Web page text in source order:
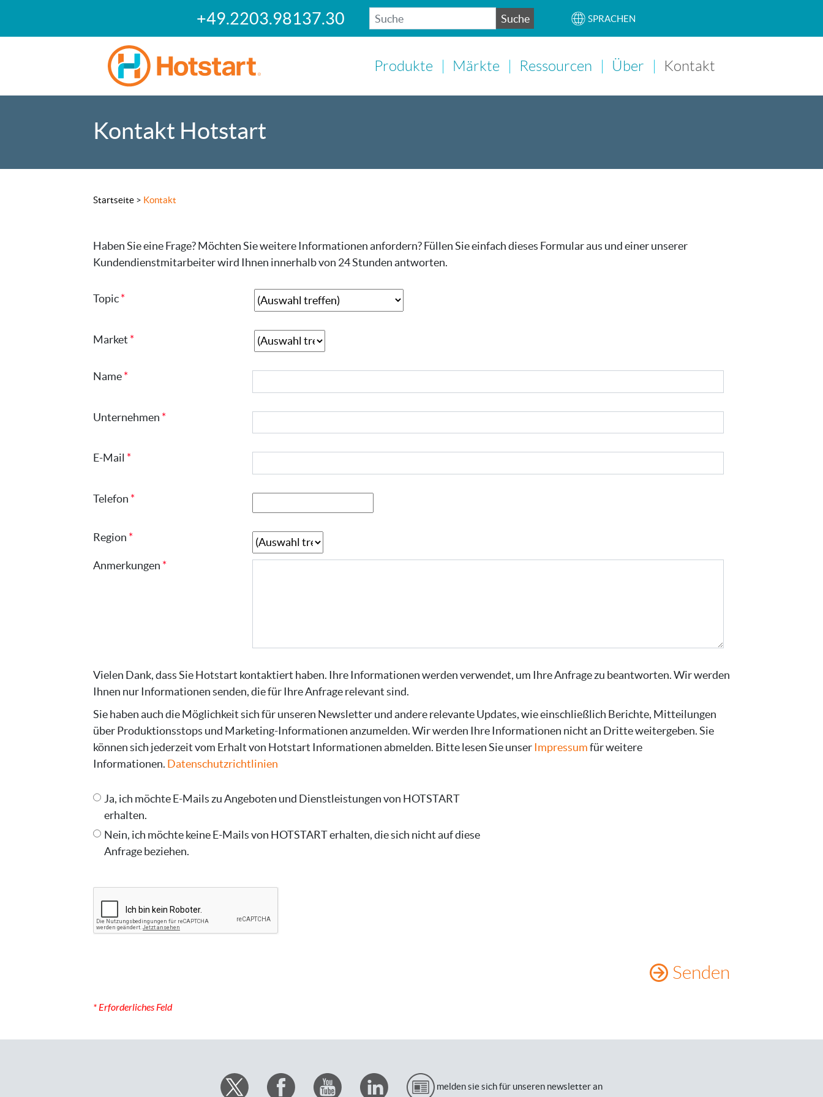
+49.2203.98137.30 SUCHE Suche SPRACHEN
Main Navigation
Produkte Märkte Ressourcen Über Kontakt
Kontakt Hotstart
Startseite > Kontakt
Haben Sie eine Frage? Möchten Sie weitere Informationen anfordern? Füllen Sie einfach dieses Formular aus und einer unserer
Kundendienstmitarbeiter wird Ihnen innerhalb von 24 Stunden antworten.
Topic
Market
Name
Unternehmen
E-Mail
Telefon
Region
Anmerkungen
Vielen Dank, dass Sie Hotstart kontaktiert haben. Ihre Informationen werden verwendet, um Ihre Anfrage zu beantworten. Wir werden
Ihnen nur Informationen senden, die für Ihre Anfrage relevant sind.
Sie haben auch die Möglichkeit sich für unseren Newsletter und andere relevante Updates, wie einschließlich Berichte, Mitteilungen
über Produktionsstops und Marketing-Informationen anzumelden. Wir werden Ihre Informationen nicht an Dritte weitergeben. Sie
können sich jederzeit vom Erhalt von Hotstart Informationen abmelden. Bitte lesen Sie unserImpressumfür weitere
Informationen. Datenschutzrichtlinien
Ja, ich möchte E-Mails zu Angeboten und Dienstleistungen von HOTSTART
erhalten.
Nein, ich möchte keine E-Mails von HOTSTART erhalten, die sich nicht auf diese
Anfrage beziehen.
melden sie sich für unseren newsletter an